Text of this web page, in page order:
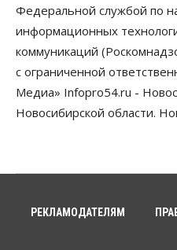
По «Сибэлектротерму»
листы на полмиллиарда
07 Августа 2026, 08:00
Бизнес Власть Медицина
привлекать к
России
рублей
Федеральной службой по
информационных
коммуникаций
с ограниченной
Медиа» Infopro54.ru -
Новосибирской области.
РЕКЛАМОДАТЕЛЯМ